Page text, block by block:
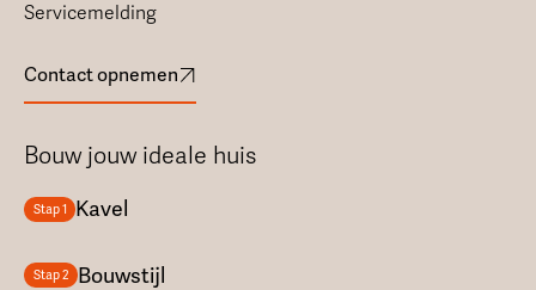
Servicemelding
Contact opnemen
Bouw jouw ideale huis
Stap 1 Kavel
Stap 2 Bouwstijl